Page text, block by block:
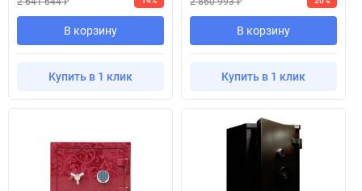
₽
В корзину
Купить в 1 клик
₽
В корзину
Купить в 1 клик